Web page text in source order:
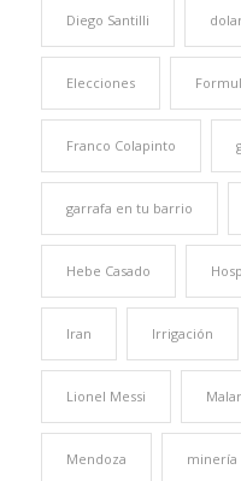
Diego Santilli
Elecciones
Franco Colapinto
garrafa en tu barrio
Hebe Casado
Iran Irrigación
Lionel Messi
Mendoza minería